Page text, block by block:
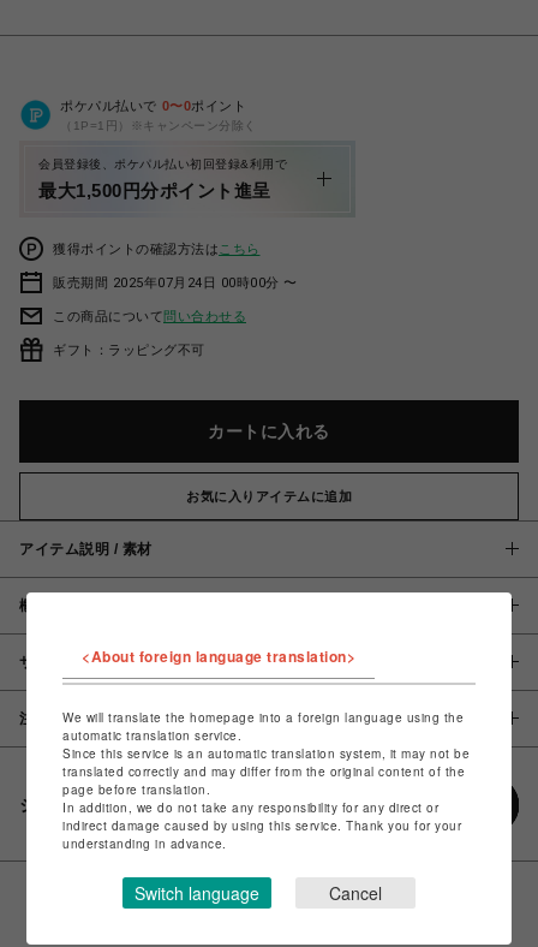
ポケパル払いで 0〜0ポイント
（1P=1円）※キャンペーン分除く
会員登録後、ポケパル払い初回登録&利用で
最大1,500円分ポイント進呈
獲得ポイントの確認方法は こちら
販売期間 2025年07月24日 00時00分 〜
この商品について問い合わせる
ギフト：ラッピング不可
カートに入れる
お気に入りアイテムに追加
アイテム説明 / 素材
概要
サイズ
注意事項
シェアする
<About foreign language translation>
We will translate the homepage into a foreign language using the
automatic translation service.
Since this service is an automatic translation system, it may not be
translated correctly and may differ from the original content of the
page before translation.
In addition, we do not take any responsibility for any direct or
indirect damage caused by using this service. Thank you for your
understanding in advance.
Switch language Cancel